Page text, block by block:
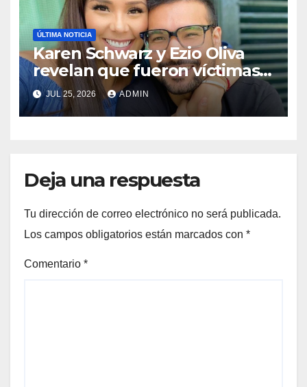
ÚLTIMA NOTICIA
Karen Schwarz y Ezio Oliva
revelan que fueron víctimas
de extorsión antes de dejar
Perú para radicar en Madrid
JUL 25, 2026 ADMIN
Deja una respuesta
Tu dirección de correo electrónico no será publicada.
Los campos obligatorios están marcados con *
Comentario *